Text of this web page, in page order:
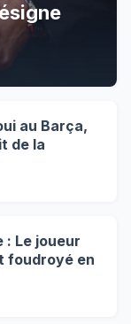
au Barça,
de la
: Le joueur
foudroyé en